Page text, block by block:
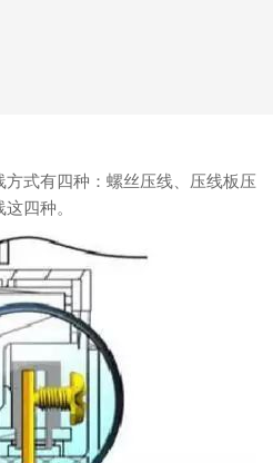
方式有四种：螺丝压线、压线板压
四种。